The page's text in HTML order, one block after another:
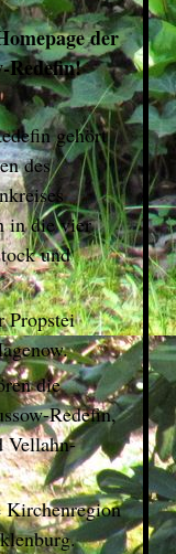
der
Redefin!
gehört
des
in die vier
und
Propstei
die
Redefin,
Vellahn-
Kirchenregion